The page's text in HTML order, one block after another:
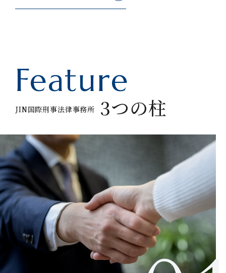
Feature
JIN国際刑事法律事務所 3つの柱